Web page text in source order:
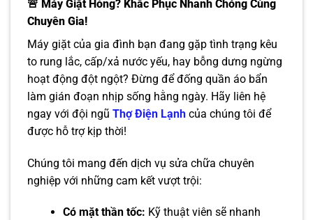
🚨 Máy Giặt Hỏng? Khắc Phục Nhanh Chóng Cùng
Chuyên Gia!
Máy giặt của gia đình bạn đang gặp tình trạng kêu
to rung lắc, cấp/xả nước yếu, hay bỗng dưng ngừng
hoạt động đột ngột? Đừng để đống quần áo bẩn
làm gián đoạn nhịp sống hằng ngày. Hãy liên hệ
ngay với đội ngũ Thợ Điện Lạnh của chúng tôi để
được hỗ trợ kịp thời!
Chúng tôi mang đến dịch vụ sửa chữa chuyên
nghiệp với những cam kết vượt trội:
Có mặt thần tốc: Kỹ thuật viên sẽ nhanh